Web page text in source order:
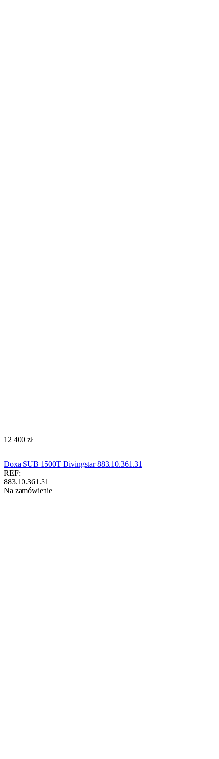
‍12 400‍ zł
Doxa SUB 1500T Divingstar 883.10.361.31
REF:
883.10.361.31
Na zamówienie